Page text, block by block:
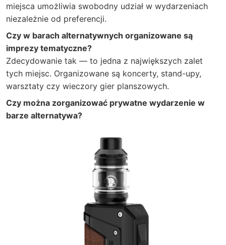
miejsca umożliwia swobodny udział w wydarzeniach
niezależnie od preferencji.
Czy w barach alternatywnych organizowane są
imprezy tematyczne?
Zdecydowanie tak — to jedna z największych zalet
tych miejsc. Organizowane są koncerty, stand-upy,
warsztaty czy wieczory gier planszowych.
Czy można zorganizować prywatne wydarzenie w
barze alternatywa?